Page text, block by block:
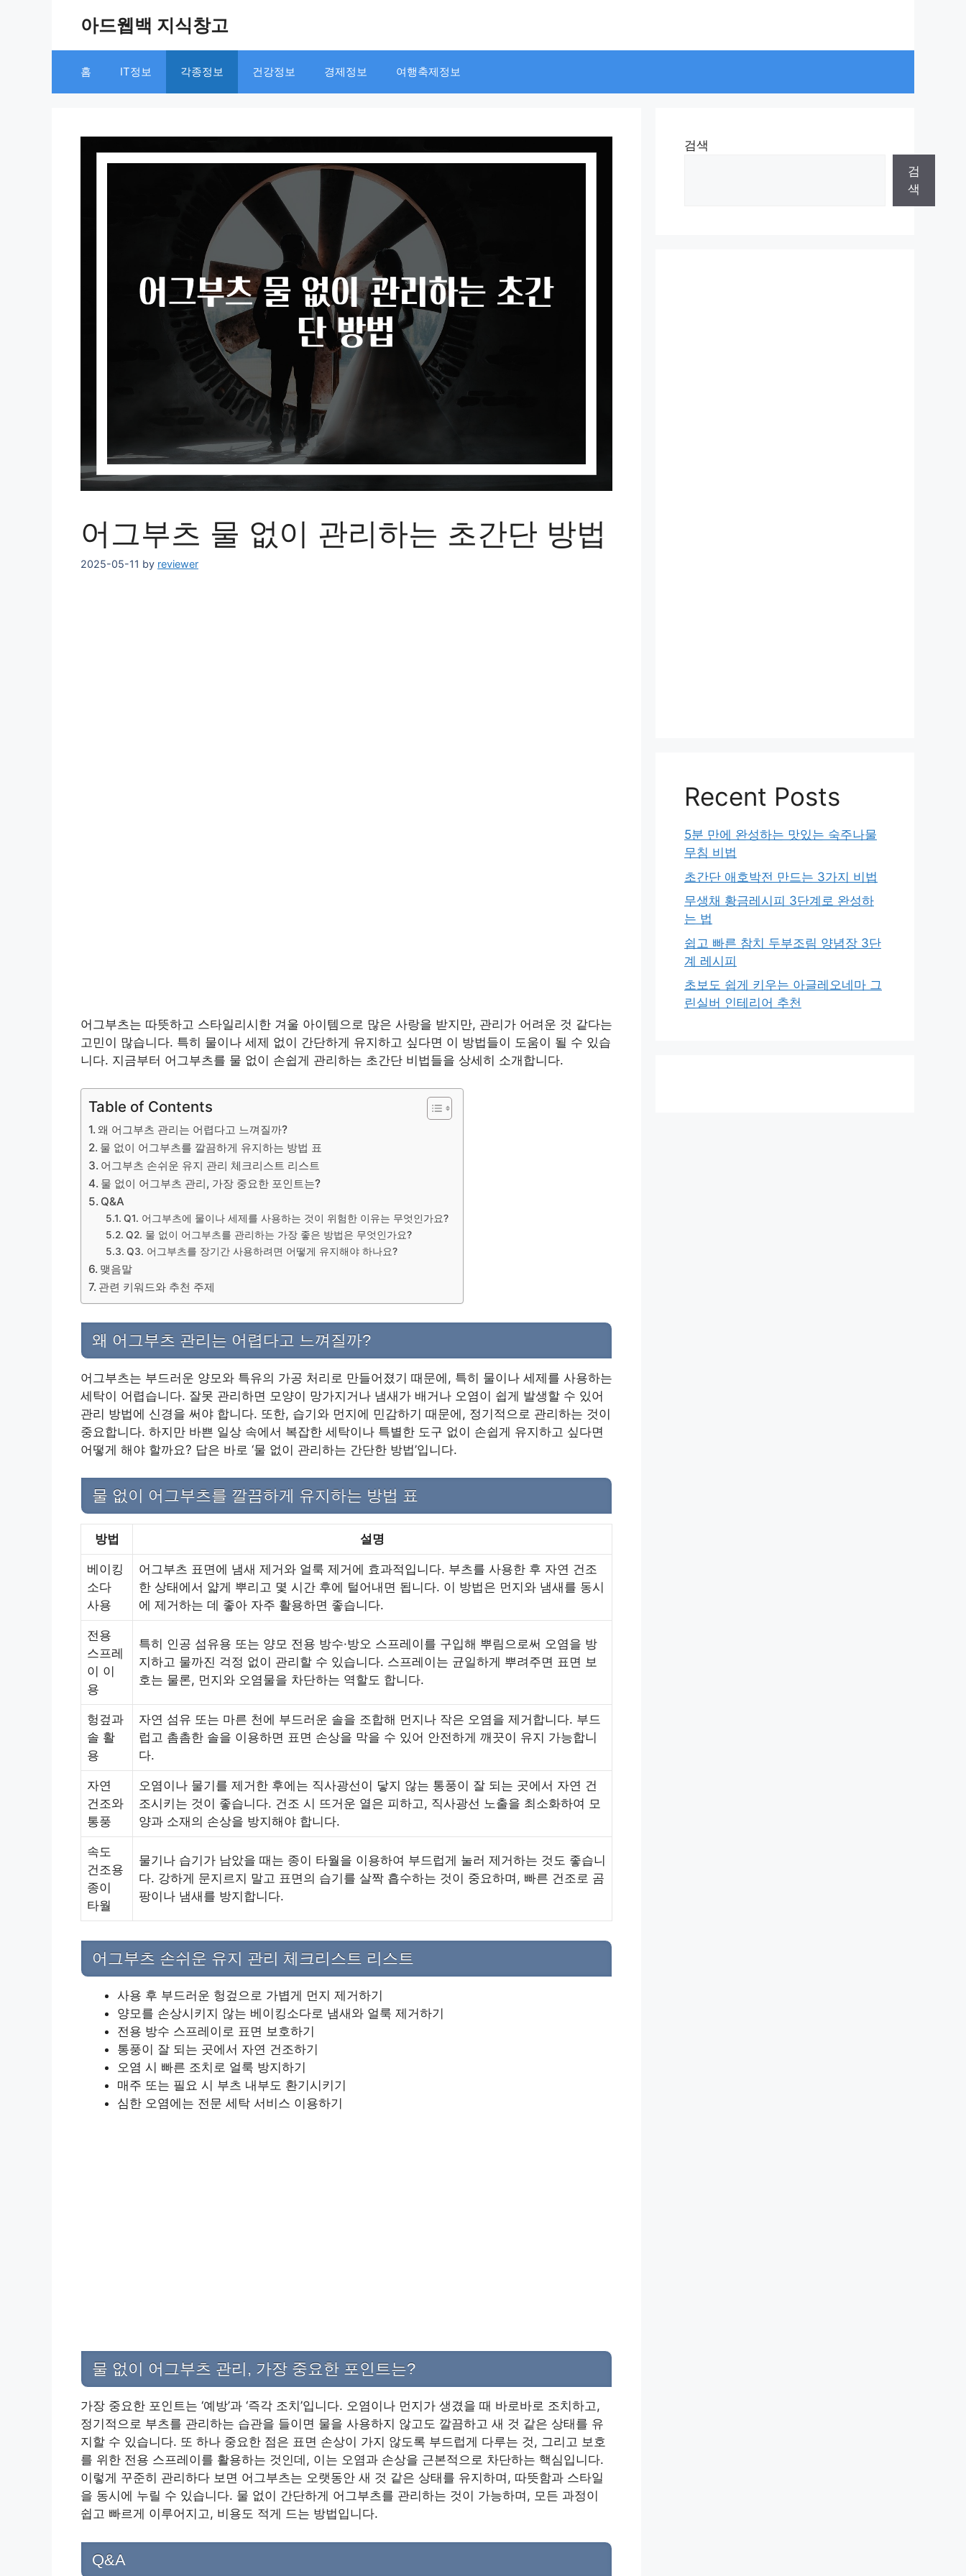
아드웹백 지식창고
홈 IT정보 각종정보 건강정보 경제정보 여행축제정보
어그부츠 물 없이 관리하는 초간단 방법
2025-05-11 by reviewer
어그부츠는 따뜻하고 스타일리시한 겨울 아이템으로 많은 사랑을 받지만, 관리가 어려운 것 같다는
고민이 많습니다. 특히 물이나 세제 없이 간단하게 유지하고 싶다면 이 방법들이 도움이 될 수 있습
니다. 지금부터 어그부츠를 물 없이 손쉽게 관리하는 초간단 비법들을 상세히 소개합니다.
Table of Contents
왜 어그부츠 관리는 어렵다고 느껴질까?
물 없이 어그부츠를 깔끔하게 유지하는 방법 표
어그부츠 손쉬운 유지 관리 체크리스트 리스트
물 없이 어그부츠 관리, 가장 중요한 포인트는?
Q&A
Q1. 어그부츠에 물이나 세제를 사용하는 것이 위험한 이유는 무엇인가요?
Q2. 물 없이 어그부츠를 관리하는 가장 좋은 방법은 무엇인가요?
Q3. 어그부츠를 장기간 사용하려면 어떻게 유지해야 하나요?
맺음말
관련 키워드와 추천 주제
왜 어그부츠 관리는 어렵다고 느껴질까?
어그부츠는 부드러운 양모와 특유의 가공 처리로 만들어졌기 때문에, 특히 물이나 세제를 사용하는
세탁이 어렵습니다. 잘못 관리하면 모양이 망가지거나 냄새가 배거나 오염이 쉽게 발생할 수 있어
관리 방법에 신경을 써야 합니다. 또한, 습기와 먼지에 민감하기 때문에, 정기적으로 관리하는 것이
중요합니다. 하지만 바쁜 일상 속에서 복잡한 세탁이나 특별한 도구 없이 손쉽게 유지하고 싶다면
어떻게 해야 할까요? 답은 바로 ‘물 없이 관리하는 간단한 방법’입니다.
물 없이 어그부츠를 깔끔하게 유지하는 방법 표
방법 설명
베이킹
소다
사용
어그부츠 표면에 냄새 제거와 얼룩 제거에 효과적입니다. 부츠를 사용한 후 자연 건조
한 상태에서 얇게 뿌리고 몇 시간 후에 털어내면 됩니다. 이 방법은 먼지와 냄새를 동시
에 제거하는 데 좋아 자주 활용하면 좋습니다.
전용
스프레
이 이
용
특히 인공 섬유용 또는 양모 전용 방수·방오 스프레이를 구입해 뿌림으로써 오염을 방
지하고 물까진 걱정 없이 관리할 수 있습니다. 스프레이는 균일하게 뿌려주면 표면 보
호는 물론, 먼지와 오염물을 차단하는 역할도 합니다.
헝겊과
솔 활
용
자연 섬유 또는 마른 천에 부드러운 솔을 조합해 먼지나 작은 오염을 제거합니다. 부드
럽고 촘촘한 솔을 이용하면 표면 손상을 막을 수 있어 안전하게 깨끗이 유지 가능합니
다.
자연
건조와
통풍
오염이나 물기를 제거한 후에는 직사광선이 닿지 않는 통풍이 잘 되는 곳에서 자연 건
조시키는 것이 좋습니다. 건조 시 뜨거운 열은 피하고, 직사광선 노출을 최소화하여 모
양과 소재의 손상을 방지해야 합니다.
속도
건조용
종이
타월
물기나 습기가 남았을 때는 종이 타월을 이용하여 부드럽게 눌러 제거하는 것도 좋습니
다. 강하게 문지르지 말고 표면의 습기를 살짝 흡수하는 것이 중요하며, 빠른 건조로 곰
팡이나 냄새를 방지합니다.
어그부츠 손쉬운 유지 관리 체크리스트 리스트
사용 후 부드러운 헝겊으로 가볍게 먼지 제거하기
양모를 손상시키지 않는 베이킹소다로 냄새와 얼룩 제거하기
전용 방수 스프레이로 표면 보호하기
통풍이 잘 되는 곳에서 자연 건조하기
오염 시 빠른 조치로 얼룩 방지하기
매주 또는 필요 시 부츠 내부도 환기시키기
심한 오염에는 전문 세탁 서비스 이용하기
물 없이 어그부츠 관리, 가장 중요한 포인트는?
가장 중요한 포인트는 ‘예방’과 ‘즉각 조치’입니다. 오염이나 먼지가 생겼을 때 바로바로 조치하고,
정기적으로 부츠를 관리하는 습관을 들이면 물을 사용하지 않고도 깔끔하고 새 것 같은 상태를 유
지할 수 있습니다. 또 하나 중요한 점은 표면 손상이 가지 않도록 부드럽게 다루는 것, 그리고 보호
를 위한 전용 스프레이를 활용하는 것인데, 이는 오염과 손상을 근본적으로 차단하는 핵심입니다.
이렇게 꾸준히 관리하다 보면 어그부츠는 오랫동안 새 것 같은 상태를 유지하며, 따뜻함과 스타일
을 동시에 누릴 수 있습니다. 물 없이 간단하게 어그부츠를 관리하는 것이 가능하며, 모든 과정이
쉽고 빠르게 이루어지고, 비용도 적게 드는 방법입니다.
Q&A
검색
검
색
Recent Posts
5분 만에 완성하는 맛있는 숙주나물
무침 비법
초간단 애호박전 만드는 3가지 비법
무생채 황금레시피 3단계로 완성하
는 법
쉽고 빠른 참치 두부조림 양념장 3단
계 레시피
초보도 쉽게 키우는 아글레오네마 그
린실버 인테리어 추천